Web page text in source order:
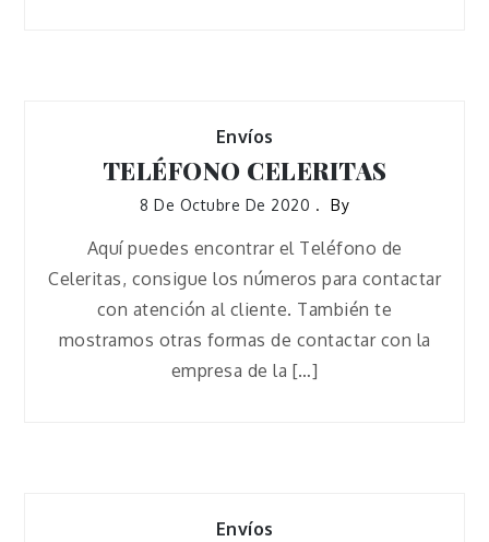
Envíos
TELÉFONO CELERITAS
8 De Octubre De 2020 By
Aquí puedes encontrar el Teléfono de
Celeritas, consigue los números para contactar
con atención al cliente. También te
mostramos otras formas de contactar con la
empresa de la […]
Envíos